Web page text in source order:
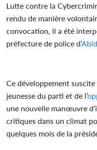
Lutte contre la
rendu de manière
convocation, il a été
préfecture de police d’
Ce développement
jeunesse du parti et de l’
une nouvelle manœuvre
critiques dans un climat
quelques mois de la